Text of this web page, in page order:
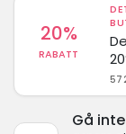
20%
RABATT
Gå